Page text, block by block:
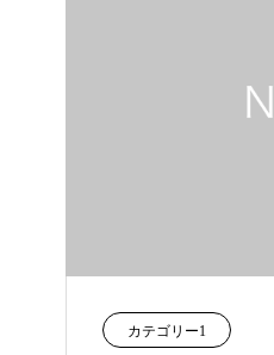
カテゴリー1